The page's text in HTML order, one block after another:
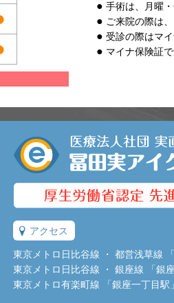
手術は、月曜
ご来院の際は
受診の際はマ
マイナ保険証
アクセス
東京メトロ日比谷線 ・ 都営浅草線
東京メトロ日比谷線 ・ 銀座線 「銀
東京メトロ有楽町線 「銀座一丁目駅